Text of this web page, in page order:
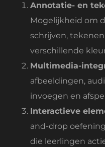
Annotatie- en
Mogelijkheid om
schrijven,
verschillende
Multimedia-
afbeeldingen,
invoegen en
Interactieve
and-drop
die leerlingen